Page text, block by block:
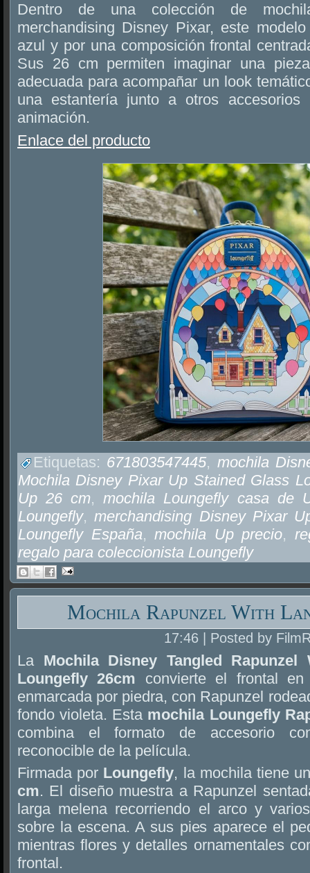
Dentro de una colección de
merchandising Disney Pixar, este
azul y por una composición frontal
Sus 26 cm permiten imaginar una
adecuada para acompañar un look
una estantería junto a otros
animación.
Enlace del producto
Etiquetas: 671803547445, mochila
Mochila Disney Pixar Up Stained Glass
Up 26 cm,mochila Loungefly casa de
Loungefly,merchandising Disney Pixar
Loungefly España,mochila Up precio,
regalo para coleccionista Loungefly
Mochila Rapunzel With
17:46 | Posted by
La Mochila Disney Tangled Rapunzel
Loungefly 26cm convierte el frontal
enmarcada por piedra, con Rapunzel
fondo violeta. Esta mochila Loungefly
combina el formato de accesorio
reconocible de la película.
Firmada por Loungefly, la mochila tiene
cm. El diseño muestra a Rapunzel
larga melena recorriendo el arco y
sobre la escena. A sus pies aparece el
mientras flores y detalles ornamentales
frontal.